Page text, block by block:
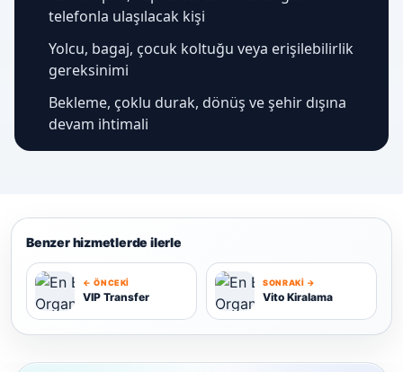
telefonla ulaşılacak kişi
Yolcu, bagaj, çocuk koltuğu veya erişilebilirlik
gereksinimi
Bekleme, çoklu durak, dönüş ve şehir dışına
devam ihtimali
Benzer hizmetlerde ilerle
← ÖNCEKI
VIP Transfer
SONRAKI →
Vito Kiralama